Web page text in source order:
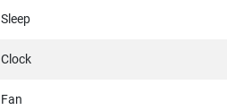
Sleep
Clock
Fan